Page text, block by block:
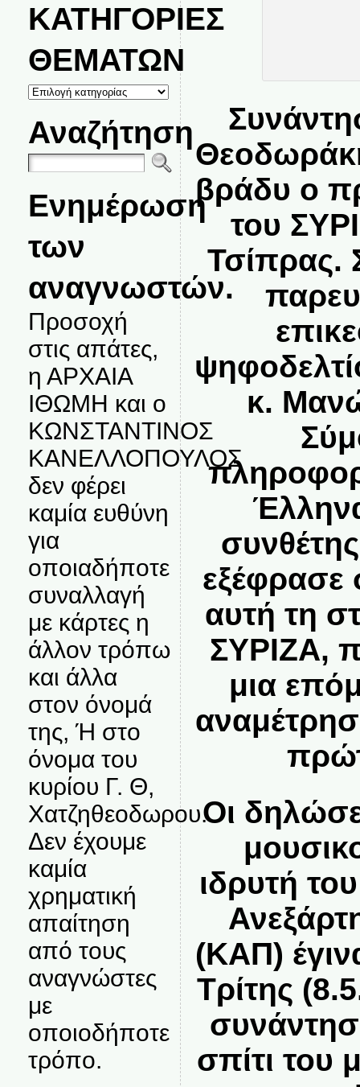
ΚΑΤΗΓΟΡΙΕΣ
ΘΕΜΑΤΩΝ
ΚΑΤΗΓΟΡΙΕΣ
ΘΕΜΑΤΩΝ
Αναζήτηση
Ενημέρωση
των
αναγνωστών.
Προσοχή
στις απάτες,
η ΑΡΧΑΙΑ
ΙΘΩΜΗ και ο
ΚΩΝΣΤΑΝΤΙΝΟΣ
ΚΑΝΕΛΛΟΠΟΥΛΟΣ
δεν φέρει
καμία ευθύνη
για
οποιαδήποτε
συναλλαγή
με κάρτες η
άλλον τρόπω
και άλλα
στον όνομά
της, Ή στο
όνομα του
κυρίου Γ. Θ,
Χατζηθεοδωρου.
Δεν έχουμε
καμία
χρηματική
απαίτηση
από τους
αναγνώστες
με
οποιοδήποτε
τρόπο.
βράδυ ο
του
Τσίπρας.
κ.
εξέφρασε
αυτή τη
ΣΥΡΙΖΑ,
μια
Οι
ιδρυτή
(ΚΑΠ)
Τρίτης
σπίτι του